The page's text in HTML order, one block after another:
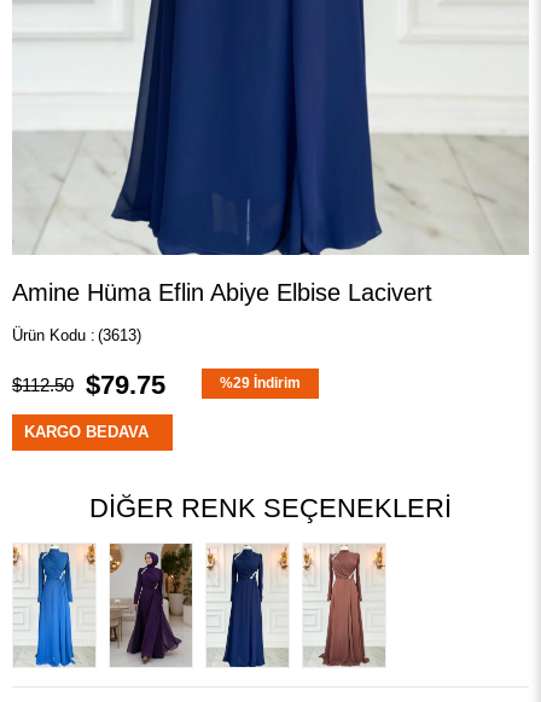
Amine Hüma Eflin Abiye Elbise Lacivert
(3613)
$112.50 $79.75 %29 İndirim
KARGO BEDAVA
DIĞER RENK SEÇENEKLERI